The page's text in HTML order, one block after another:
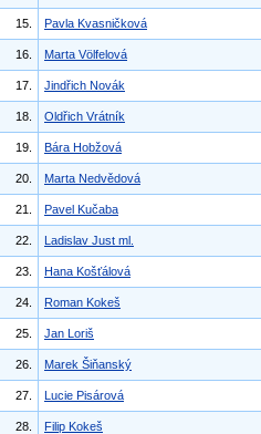
15. Pavla Kvasničková
16. Marta Völfelová
17. Jindřich Novák
18. Oldřich Vrátník
19. Bára Hobžová
20. Marta Nedvědová
21. Pavel Kučaba
22. Ladislav Just ml.
23. Hana Košťálová
24. Roman Kokeš
25. Jan Loriš
26. Marek Šiňanský
27. Lucie Pisárová
28. Filip Kokeš